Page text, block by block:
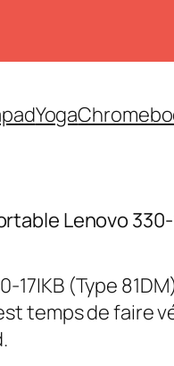
Yoga
Lenovo 330-
(Type
temps de faire